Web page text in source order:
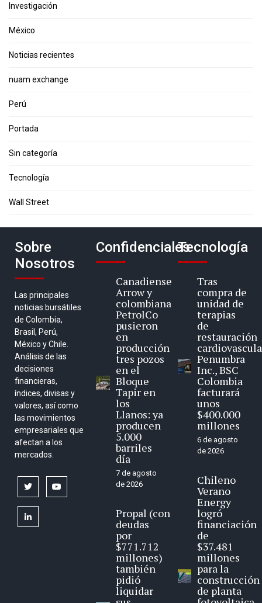
Investigación
México
Noticias recientes
nuam exchange
Perú
Portada
Sin categoría
Tecnología
Wall Street
Sobre
Nosotros
Las principales
noticias bursátiles
de Colombia,
Brasil, Perú,
México y Chile.
Análisis de las
decisiones
financieras,
índices, divisas y
valores, así como
las movimientos
empresariales que
afectan a los
mercados.
twitter
linkedin
Confidenciales
Canadiense
Arrow y
colombiana
PetrolCo
pusieron
en
producción
tres pozos
en el
Bloque
Tapir en
los
Llanos: ya
producen
5.000
barriles
día
7 de agosto
de 2026
Propal (con
deudas
por
$771.712
millones)
también
pidió
liquidar
Tecnología
Tras
compra de
unidad de
terapias
de
restauración
Penumbra
Inc., BSC
Colombia
facturará
unos
$400.000
millones
6 de agosto
de 2026
Chileno
Verano
Energy
logró
financiación
de
$37.481
millones
para la
construcción
de planta